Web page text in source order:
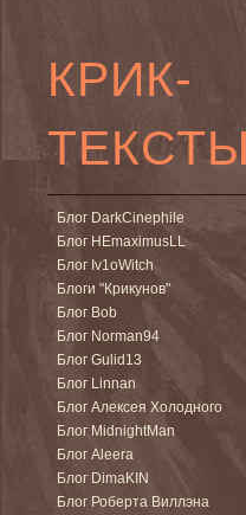
КРИК-
ТЕКСТЫ
Блог DarkCinephile
Блог HEmaximusLL
Блог Iv1oWitch
Блоги "Крикунов"
Блог Bob
Блог Norman94
Блог Gulid13
Блог Linnan
Блог Алексея Холодного
Блог MidnightMan
Блог Aleera
Блог DimaKIN
Блог Роберта Виллэна